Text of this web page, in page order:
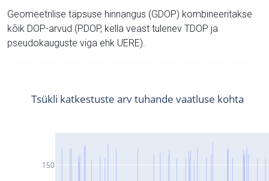
Geomeetrilise täpsuse hinnangus (GDOP) kombineeritakse
kõik DOP-arvud (PDOP, kella veast tulenev TDOP ja
pseudokauguste viga ehk UERE).
150
Tsükli katkestuste arv tuhande vaatluse kohta